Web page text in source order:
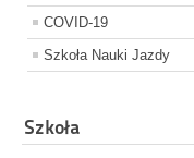
COVID-19
Szkoła Nauki Jazdy
Szkoła